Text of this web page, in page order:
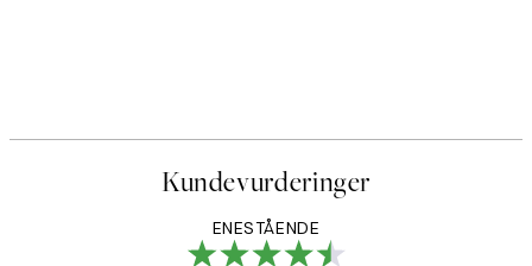
Kundevurderinger
ENESTÅENDE